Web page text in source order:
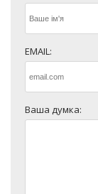
EMAIL:
Ваша думка: